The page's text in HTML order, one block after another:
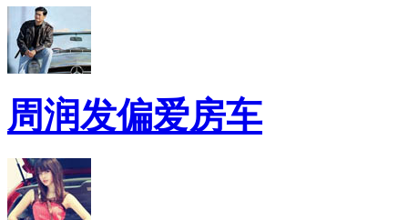
周润发偏爱房车